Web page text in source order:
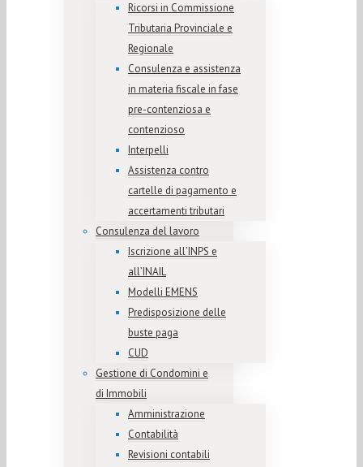
Ricorsi in Commissione
Tributaria Provinciale e
Regionale
Consulenza e assistenza
in materia fiscale in fase
pre-contenziosa e
contenzioso
Interpelli
Assistenza contro
cartelle di pagamento e
accertamenti tributari
Consulenza del lavoro
Iscrizione all’INPS e
all’INAIL
Modelli EMENS
Predisposizione delle
buste paga
CUD
Gestione di Condomini e
di Immobili
Amministrazione
Contabilità
Revisioni contabili